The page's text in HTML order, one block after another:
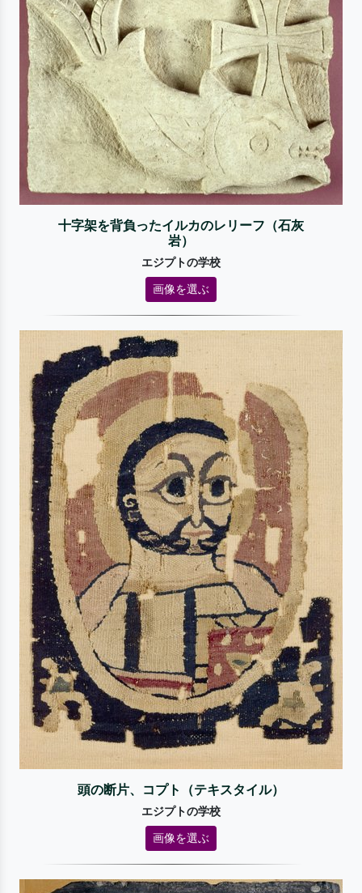
十字架を背負ったイルカのレリーフ（石灰
岩）
エジプトの学校
画像を選ぶ
頭の断片、コプト（テキスタイル）
エジプトの学校
画像を選ぶ